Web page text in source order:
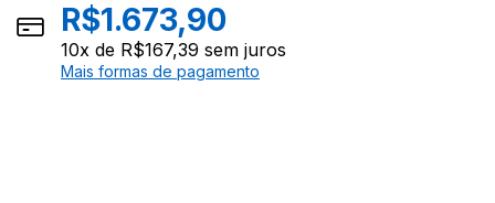
R$1.673,90
10x de R$167,39 sem juros
Mais formas de pagamento